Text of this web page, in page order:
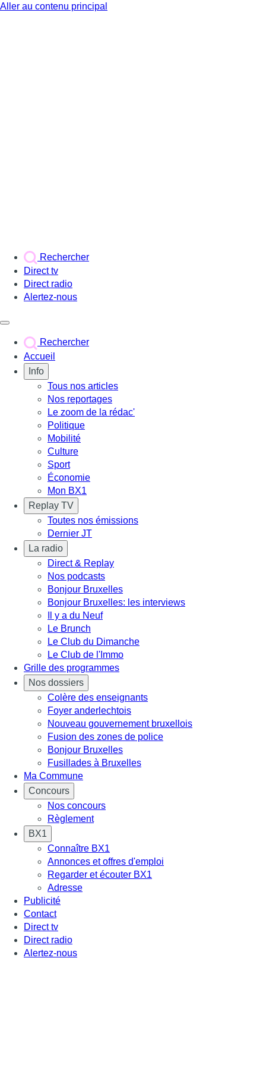
Aller au contenu principal
Rechercher
Direct tv
Direct radio
Alertez-nous
Rechercher
Accueil
Info
Tous nos articles
Nos reportages
Le zoom de la rédac'
Politique
Mobilité
Culture
Sport
Économie
Mon BX1
Replay TV
Toutes nos émissions
Dernier JT
La radio
Direct & Replay
Nos podcasts
Bonjour Bruxelles
Bonjour Bruxelles: les interviews
Il y a du Neuf
Le Brunch
Le Club du Dimanche
Le Club de l'Immo
Grille des programmes
Nos dossiers
Colère des enseignants
Foyer anderlechtois
Nouveau gouvernement bruxellois
Fusion des zones de police
Bonjour Bruxelles
Fusillades à Bruxelles
Ma Commune
Concours
Nos concours
Règlement
BX1
Connaître BX1
Annonces et offres d'emploi
Regarder et écouter BX1
Adresse
Publicité
Contact
Direct tv
Direct radio
Alertez-nous